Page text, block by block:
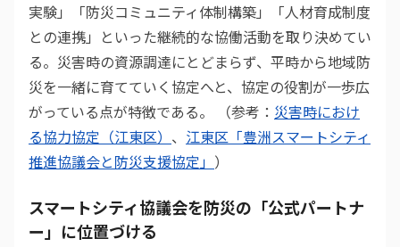
実験」「防災コミュニティ体制構築」「人材育成制度
との連携」といった継続的な協働活動を取り決めてい
る。災害時の資源調達にとどまらず、平時から地域防
災を一緒に育てていく協定へと、協定の役割が一歩広
がっている点が特徴である。 （参考： 災害時におけ
る協力協定（江東区） 、 江東区「豊洲スマートシティ
推進協議会と防災支援協定」 ）
スマートシティ協議会を防災の「公式パートナ
ー」に位置づける